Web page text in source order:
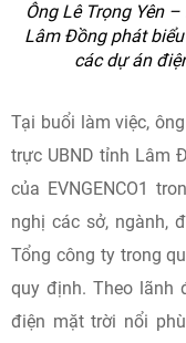
Ông Lê Trọng Yên
Lâm Đồng phát biểu
các dự án
Tại buổi làm việc,
trực UBND tỉnh Lâm
của EVNGENCO1
nghị các sở, ngành,
Tổng công ty trong
quy định. Theo lãnh
điện mặt trời nổi